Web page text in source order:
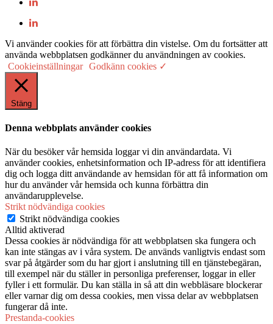
Vi använder cookies för att förbättra din vistelse. Om du fortsätter att
använda webbplatsen godkänner du användningen av cookies.
Cookieinställningar Godkänn cookies ✓
Stäng
Denna webbplats använder cookies
När du besöker vår hemsida loggar vi din användardata. Vi
använder cookies, enhetsinformation och IP-adress för att identifiera
dig och logga ditt användande av hemsidan för att få information om
hur du använder vår hemsida och kunna förbättra din
användarupplevelse.
Strikt nödvändiga cookies
Strikt nödvändiga cookies
Alltid aktiverad
Dessa cookies är nödvändiga för att webbplatsen ska fungera och
kan inte stängas av i våra system. De används vanligtvis endast som
svar på åtgärder som du har gjort i anslutning till en tjänstebegäran,
till exempel när du ställer in personliga preferenser, loggar in eller
fyller i ett formulär. Du kan ställa in så att din webbläsare blockerar
eller varnar dig om dessa cookies, men vissa delar av webbplatsen
fungerar då inte.
Prestanda-cookies